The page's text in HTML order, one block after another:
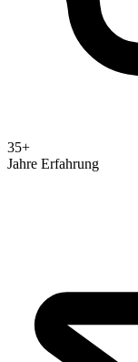
35+
Jahre Erfahrung